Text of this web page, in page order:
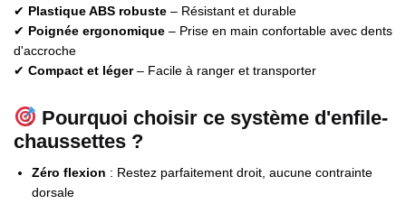
✔ Plastique ABS robuste – Résistant et durable
✔ Poignée ergonomique – Prise en main confortable avec dents
d'accroche
✔ Compact et léger– Facile à ranger et transporter
Pourquoi choisir ce système d'enfile-
chaussettes ?
Zéro flexion : Restez parfaitement droit, aucune contrainte
dorsale